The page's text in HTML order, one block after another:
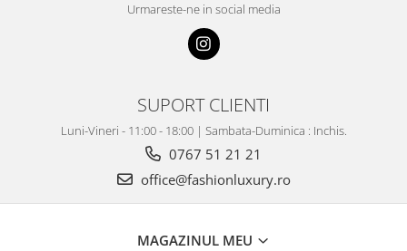
Urmareste-ne in social media
SUPORT CLIENTI
Luni-Vineri - 11:00 - 18:00 | Sambata-Duminica : Inchis.
0767 51 21 21
office@fashionluxury.ro
MAGAZINUL MEU